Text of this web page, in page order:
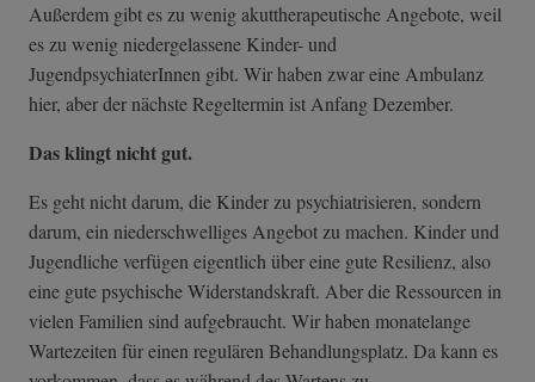
Außerdem gibt es zu wenig akuttherapeutische Angebote, weil
es zu wenig niedergelassene Kinder- und
JugendpsychiaterInnen gibt. Wir haben zwar eine Ambulanz
hier, aber der nächste Regeltermin ist Anfang Dezember.
Das klingt nicht gut.
Es geht nicht darum, die Kinder zu psychiatrisieren, sondern
darum, ein niederschwelliges Angebot zu machen. Kinder und
Jugendliche verfügen eigentlich über eine gute Resilienz, also
eine gute psychische Widerstandskraft. Aber die Ressourcen in
vielen Familien sind aufgebraucht. Wir haben monatelange
Wartezeiten für einen regulären Behandlungsplatz. Da kann es